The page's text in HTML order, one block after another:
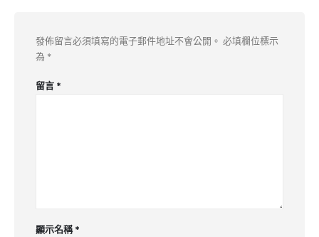
發佈留言必須填寫的電子郵件地址不會公開。 必填欄位標示
為 *
留言 *
顯示名稱*